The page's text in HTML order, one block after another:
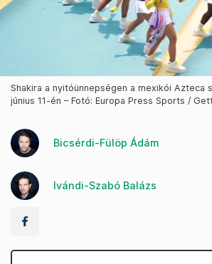
Shakira a nyitóünnepségen a mexikói Azteca
június 11-én – Fotó: Europa Press Sports /
Bicsérdi-Fülöp Ádám
Ivándi-Szabó Balázs